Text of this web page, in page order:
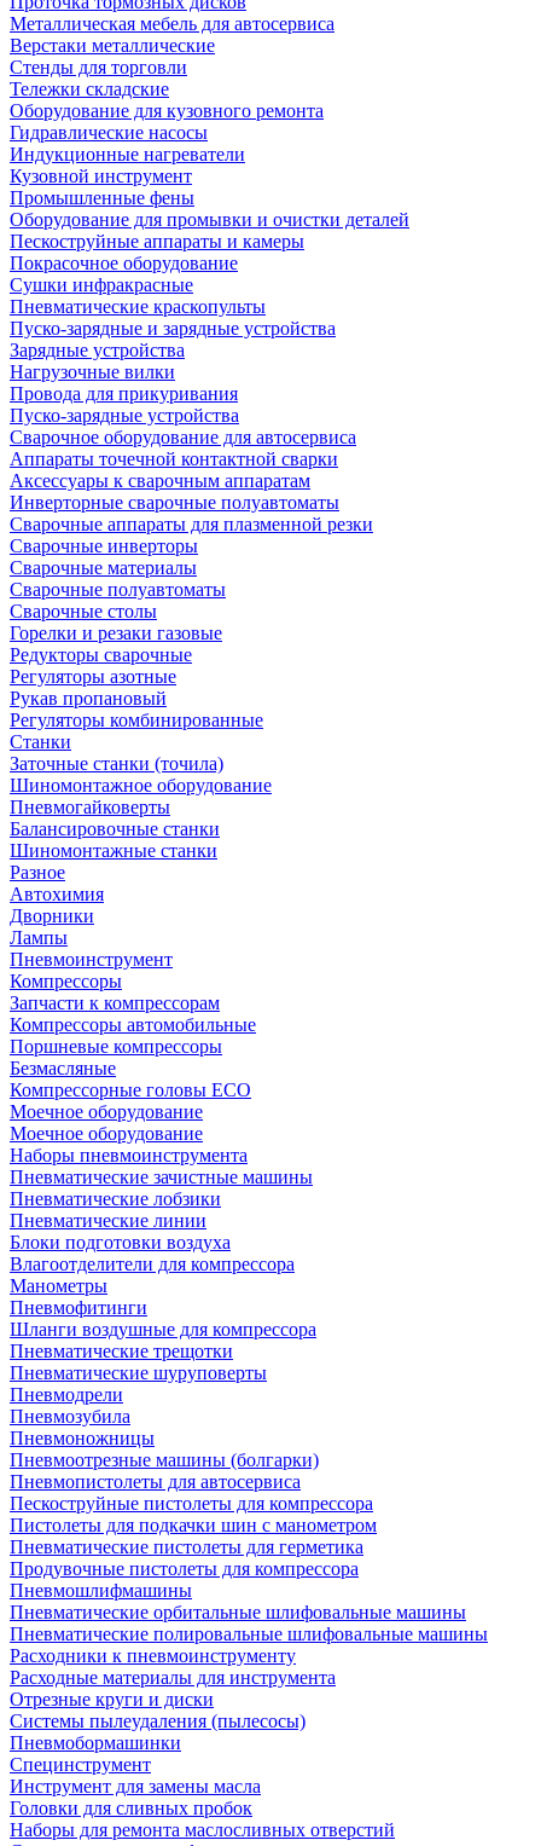
Металлическая мебель для автосервиса
Верстаки металлические
Стенды для торговли
Тележки складские
Оборудование для кузовного ремонта
Гидравлические насосы
Индукционные нагреватели
Кузовной инструмент
Промышленные фены
Оборудование для промывки и очистки деталей
Пескоструйные аппараты и камеры
Покрасочное оборудование
Сушки инфракрасные
Пневматические краскопульты
Пуско-зарядные и зарядные устройства
Зарядные устройства
Нагрузочные вилки
Провода для прикуривания
Пуско-зарядные устройства
Сварочное оборудование для автосервиса
Аппараты точечной контактной сварки
Аксессуары к сварочным аппаратам
Инверторные сварочные полуавтоматы
Сварочные аппараты для плазменной резки
Сварочные инверторы
Сварочные материалы
Сварочные полуавтоматы
Сварочные столы
Горелки и резаки газовые
Редукторы сварочные
Регуляторы азотные
Рукав пропановый
Регуляторы комбинированные
Станки
Заточные станки (точила)
Шиномонтажное оборудование
Пневмогайковерты
Балансировочные станки
Шиномонтажные станки
Разное
Автохимия
Дворники
Лампы
Пневмоинструмент
Компрессоры
Запчасти к компрессорам
Компрессоры автомобильные
Поршневые компрессоры
Безмасляные
Компрессорные головы ECO
Моечное оборудование
Моечное оборудование
Наборы пневмоинструмента
Пневматические зачистные машины
Пневматические лобзики
Пневматические линии
Блоки подготовки воздуха
Влагоотделители для компрессора
Манометры
Пневмофитинги
Шланги воздушные для компрессора
Пневматические трещотки
Пневматические шуруповерты
Пневмодрели
Пневмозубила
Пневмоножницы
Пневмоотрезные машины (болгарки)
Пневмопистолеты для автосервиса
Пескоструйные пистолеты для компрессора
Пистолеты для подкачки шин с манометром
Пневматические пистолеты для герметика
Продувочные пистолеты для компрессора
Пневмошлифмашины
Пневматические орбитальные шлифовальные машины
Пневматические полировальные шлифовальные машины
Расходники к пневмоинструменту
Расходные материалы для инструмента
Отрезные круги и диски
Системы пылеудаления (пылесосы)
Пневмобормашинки
Специнструмент
Инструмент для замены масла
Головки для сливных пробок
Наборы для ремонта маслосливных отверстий